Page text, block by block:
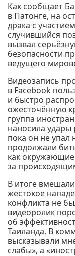
Как сообщает
в Патонге, на
драка с
случившийся
вызвал
безопасности
ведущего
Видеозапись
в Facebook
и быстро
ожесточённую
группа
наносила
пока он не
продолжали
как
за
В итоге
жестокое
конфликта не
видеоролик
об
Таиланда. В
высказывали
слабы», а